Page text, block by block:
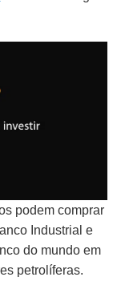
podem comprar
Industrial e
do mundo em
petrolíferas.